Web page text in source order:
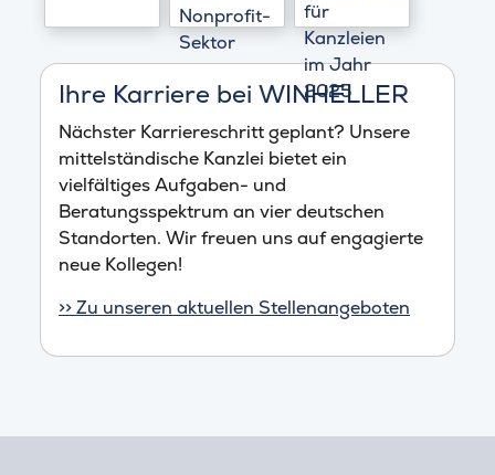
Ihre Karriere bei WINHELLER
Nächster Karriereschritt geplant? Unsere
mittelständische Kanzlei bietet ein
vielfältiges Aufgaben- und
Beratungsspektrum an vier deutschen
Standorten. Wir freuen uns auf engagierte
neue Kollegen!
>> Zu unseren aktuellen Stellenangeboten